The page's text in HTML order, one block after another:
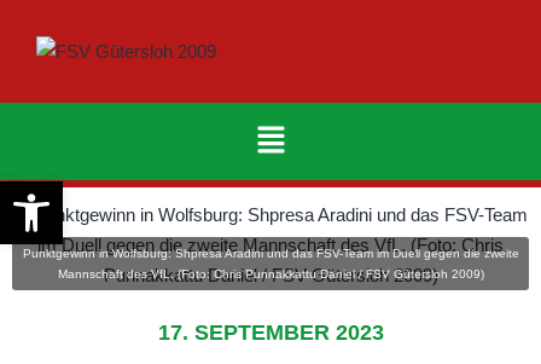
Punktgewinn in Wolfsburg: Shpresa Aradini und das FSV-Team im Duell gegen die zweite
Mannschaft des VfL. (Foto: Chris Punnakkattu Daniel / FSV Gütersloh 2009)
17. SEPTEMBER 2023
Werkzeugleiste öffnen